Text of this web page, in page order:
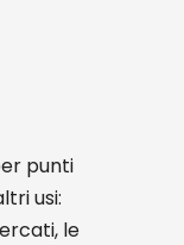
punti
usi:
le